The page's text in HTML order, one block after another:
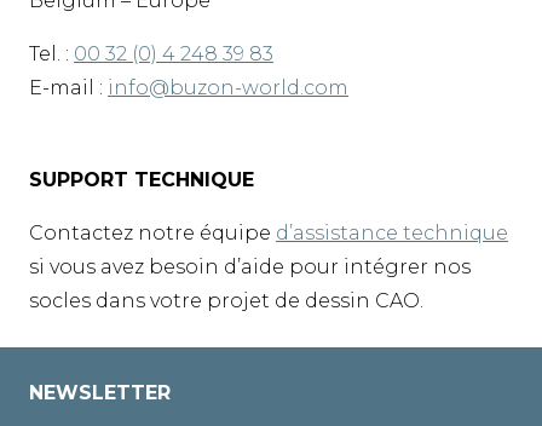
Tel. : 00 32 (0) 4 248 39 83
E-mail : info@buzon-world.com
SUPPORT TECHNIQUE
Contactez notre équipe d’assistance technique
si vous avez besoin d’aide pour intégrer nos
socles dans votre projet de dessin CAO.
NEWSLETTER